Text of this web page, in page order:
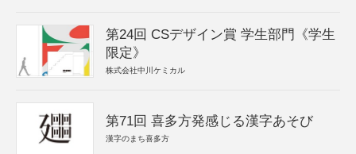
第24回 CSデザイン賞 学生部門《学生
限定》
株式会社中川ケミカル
第71回 喜多方発感じる漢字あそび
漢字のまち喜多方